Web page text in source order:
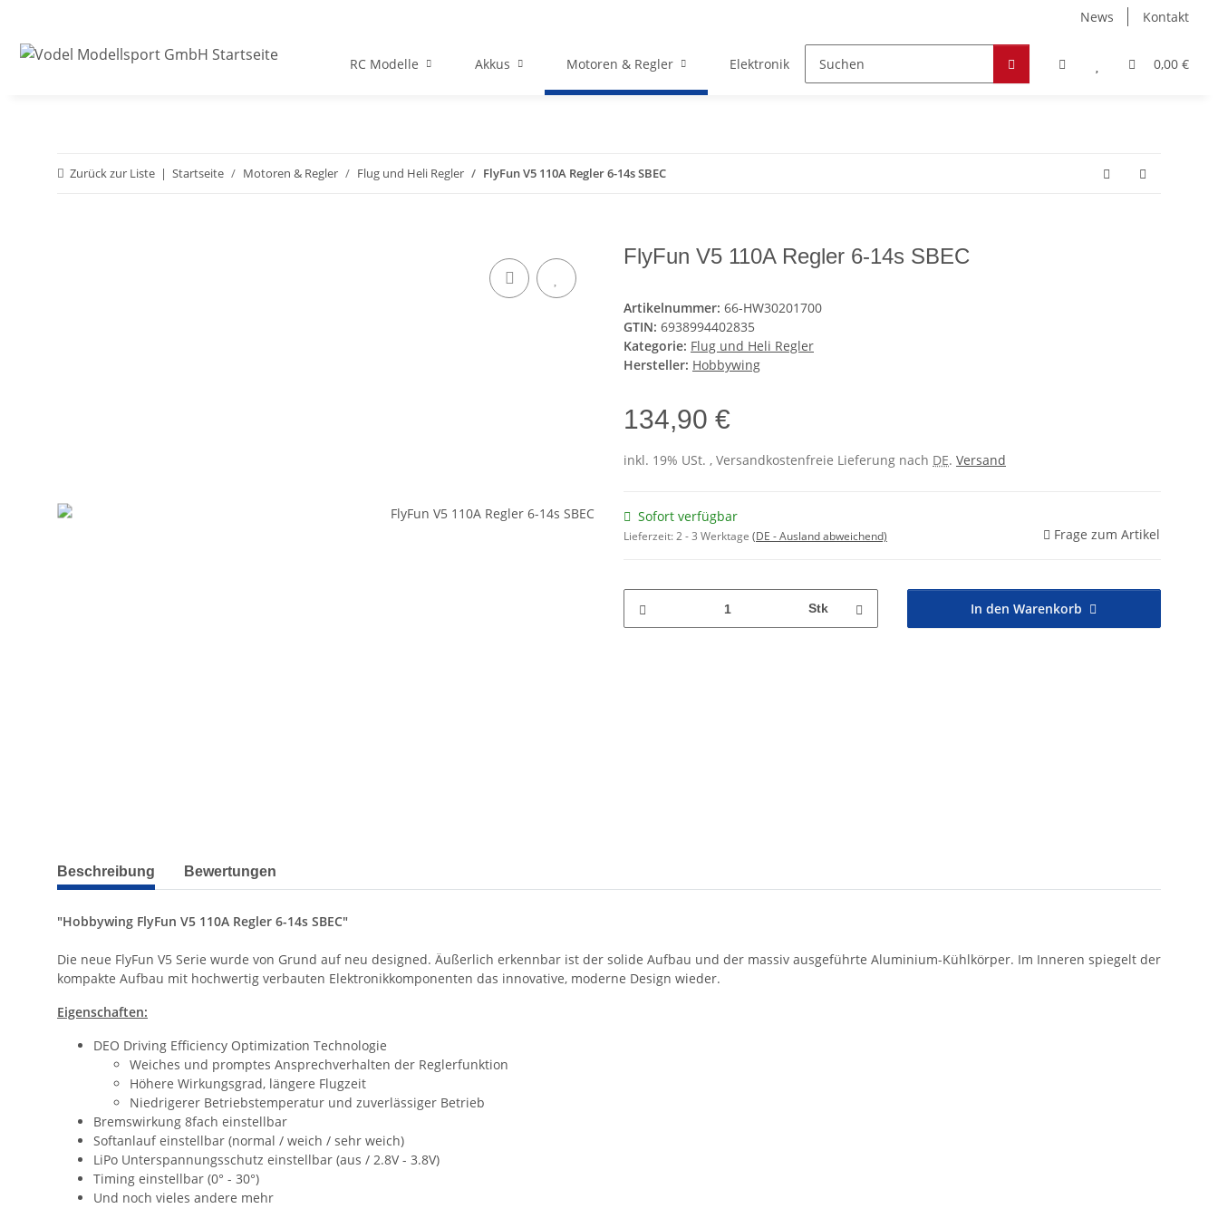
News Kontakt
0,00 €
RC Modelle Akkus Motoren & Regler Elektronik Zubehör Hobby & Freizeit Werkstoffe
Zurück zur Liste Startseite Motoren & Regler Flug und Heli Regler FlyFun V5 110A Regler 6-14s SBEC
FlyFun V5 110A Regler 6-14s SBEC
Artikelnummer: 66-HW30201700
GTIN: 6938994402835
Kategorie: Flug und Heli Regler
Hersteller: Hobbywing
134,90 €
inkl. 19% USt. , Versandkostenfreie Lieferung nach DE. Versand
Sofort verfügbar
Lieferzeit:2 - 3 Werktage (DE - Ausland abweichend) Frage zum Artikel
Stk In den Warenkorb
weitere Registerkarten anzeigen
Beschreibung Bewertungen
"Hobbywing FlyFun V5 110A Regler 6-14s SBEC"
Die neue FlyFun V5 Serie wurde von Grund auf neu designed. Äußerlich erkennbar ist der solide Aufbau und der massiv ausgeführte Aluminium-Kühlkörper. Im Inneren spiegelt der
kompakte Aufbau mit hochwertig verbauten Elektronikkomponenten das innovative, moderne Design wieder.
Eigenschaften:
DEO Driving Efficiency Optimization Technologie
Weiches und promptes Ansprechverhalten der Reglerfunktion
Höhere Wirkungsgrad, längere Flugzeit
Niedrigerer Betriebstemperatur und zuverlässiger Betrieb
Bremswirkung 8fach einstellbar
Softanlauf einstellbar (normal / weich / sehr weich)
LiPo Unterspannungsschutz einstellbar (aus / 2.8V - 3.8V)
Timing einstellbar (0° - 30°)
Und noch vieles andere mehr